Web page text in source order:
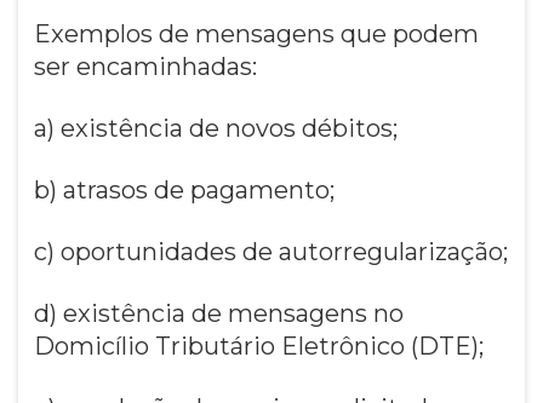
Exemplos de mensagens que podem
ser encaminhadas:
a) existência de novos débitos;
b) atrasos de pagamento;
c) oportunidades de autorregularização;
d) existência de mensagens no
Domicílio Tributário Eletrônico (DTE);